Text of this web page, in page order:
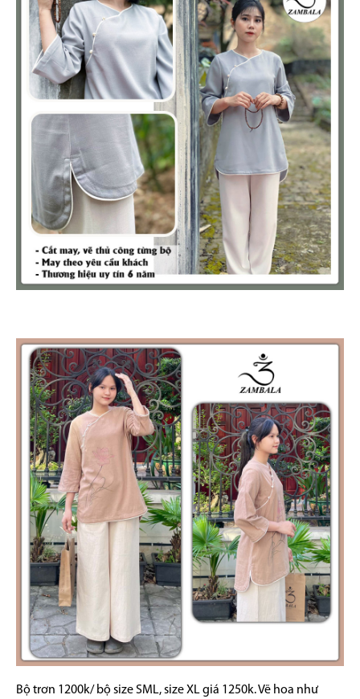
Bộ trơn 1200k/ bộ size SML, size XL giá 1250k. Vẽ hoa như